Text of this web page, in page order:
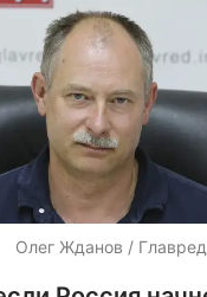
Олег Жданов / Главред